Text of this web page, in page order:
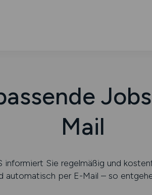
Mail
Sie regelmäßig und
per E-Mail – so